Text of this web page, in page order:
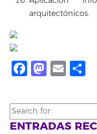
arquitectónicos.
Facebook
Search
for:
ENTRADAS